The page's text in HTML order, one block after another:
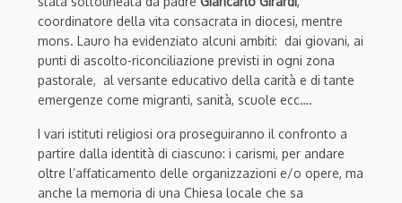
coordinatore della vita consacrata in diocesi, mentre
mons. Lauro ha evidenziato alcuni ambiti: dai giovani, ai
punti di ascolto-riconciliazione previsti in ogni zona
pastorale, al versante educativo della carità e di tante
emergenze come migranti, sanità, scuole ecc….
I vari istituti religiosi ora proseguiranno il confronto a
partire dalla identità di ciascuno: i carismi, per andare
oltre l’affaticamento delle organizzazioni e/o opere, ma
anche la memoria di una Chiesa locale che sa